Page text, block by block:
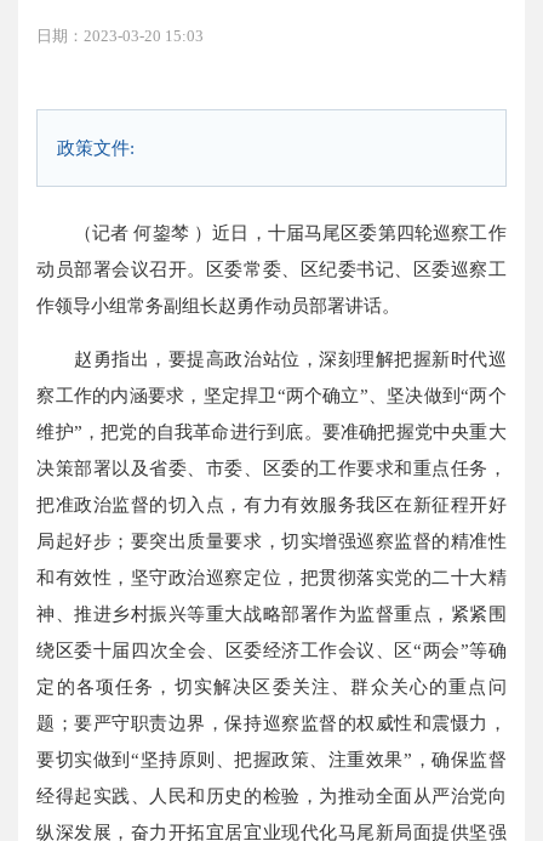
日期：2023-03-20 15:03
政策文件:
（记者 何鋆棽 ）近日，十届马尾区委第四轮巡察工作
动员部署会议召开。区委常委、区纪委书记、区委巡察工
作领导小组常务副组长赵勇作动员部署讲话。
赵勇指出，要提高政治站位，深刻理解把握新时代巡
察工作的内涵要求，坚定捍卫“两个确立”、坚决做到“两个
维护”，把党的自我革命进行到底。要准确把握党中央重大
决策部署以及省委、市委、区委的工作要求和重点任务，
把准政治监督的切入点，有力有效服务我区在新征程开好
局起好步；要突出质量要求，切实增强巡察监督的精准性
和有效性，坚守政治巡察定位，把贯彻落实党的二十大精
神、推进乡村振兴等重大战略部署作为监督重点，紧紧围
绕区委十届四次全会、区委经济工作会议、区“两会”等确
定的各项任务，切实解决区委关注、群众关心的重点问
题；要严守职责边界，保持巡察监督的权威性和震慑力，
要切实做到“坚持原则、把握政策、注重效果”，确保监督
经得起实践、人民和历史的检验，为推动全面从严治党向
纵深发展，奋力开拓宜居宜业现代化马尾新局面提供坚强